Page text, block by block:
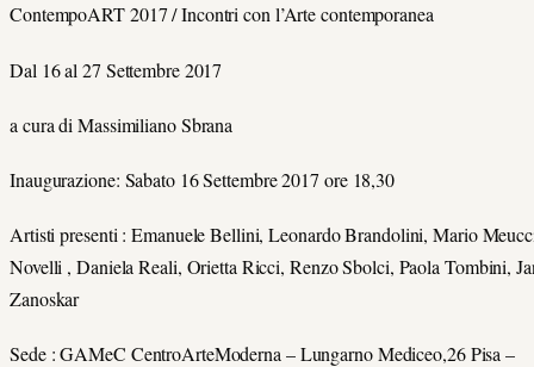
ContempoART 2017 / Incontri con l’Arte contemporanea
Dal 16 al 27 Settembre 2017
a cura di Massimiliano Sbrana
Inaugurazione: Sabato 16 Settembre 2017 ore 18,30
Artisti presenti : Emanuele Bellini, Leonardo Brandolini, Mario
Novelli , Daniela Reali, Orietta Ricci, Renzo Sbolci, Paola Tombini,
Zanoskar
Sede : GAMeC CentroArteModerna – Lungarno Mediceo,26 Pisa –